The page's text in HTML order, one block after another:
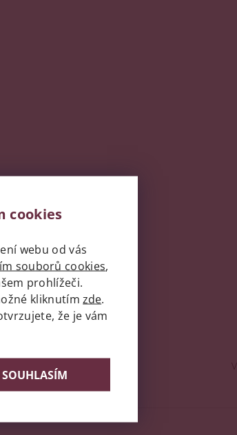
24 hodin u vás doma
cookies
webu od vás
souborů cookies,
prohlížeči.
kliknutímzde.
že je vám
SOUHLASÍM